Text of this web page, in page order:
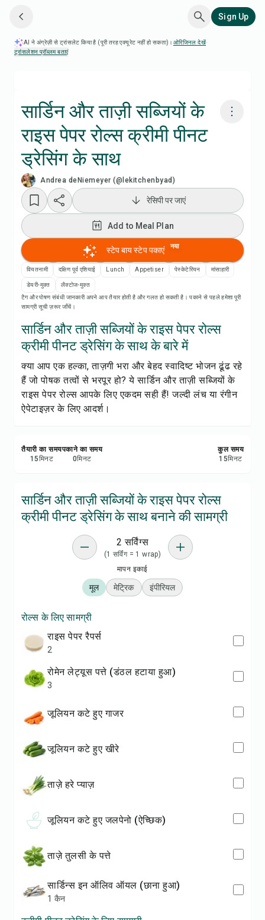
Sign Up
AI ने अंग्रेज़ी से ट्रांसलेट किया है (पूरी तरह एक्यूरेट नहीं हो सकता)। ओरिजिनल देखें·
ट्रांसलेशन प्रॉब्लम बताएं
सार्डिन और ताज़ी सब्जियों के
राइस पेपर रोल्स क्रीमी पीनट
ड्रेसिंग के साथ
Andrea deNiemeyer (@lekitchenbyad)
Chefadora AI से पकाएं
Add to Meal Plan
Add to Shopping List
रेसिपी नोट्स
रेसिपी प्रिंट करें
सेव करें
शेयर करें
रिपोर्ट करें
रेसिपी पर जाएं
Add to Meal Plan
स्टेप बाय स्टेप पकाएं नया
वियतनामी दक्षिण पूर्व एशियाई Lunch Appetiser पेस्केटेरियन मांसाहारी
डेयरी-मुक्त
लैक्टोज-मुक्त
टैग और पोषण संबंधी जानकारी अपने आप तैयार होती है और गलत हो सकती है। पकाने से पहले हमेशा पूरी
सामग्री सूची ज़रूर जाँचें।
सार्डिन और ताज़ी सब्जियों के राइस पेपर रोल्स
क्रीमी पीनट ड्रेसिंग के साथ के बारे में
क्या आप एक हल्का, ताज़गी भरा और बेहद स्वादिष्ट भोजन ढूंढ रहे
हैं जो पोषक तत्वों से भरपूर हो? ये सार्डिन और ताज़ी सब्जियों के
राइस पेपर रोल्स आपके लिए एकदम सही हैं! जल्दी लंच या रंगीन
ऐपेटाइज़र के लिए आदर्श।
तैयारी का समय
15मिनट
पकाने का समय
0मिनट
कुल समय
15मिनट
सार्डिन और ताज़ी सब्जियों के राइस पेपर रोल्स
क्रीमी पीनट ड्रेसिंग के साथ बनाने की सामग्री
2 सर्विंग्स
(1 सर्विंग = 1 wrap)
मापन इकाई
मूल मेट्रिक इंपीरियल
रोल्स के लिए सामग्री
राइस पेपर रैपर्स
2
रोमेन लेट्यूस पत्ते (डंठल हटाया हुआ)
3
जूलियन कटे हुए गाजर
जूलियन कटे हुए खीरे
ताज़े हरे प्याज़
जूलियन कटे हुए जलपेनो (ऐच्छिक)
ताज़े तुलसी के पत्ते
सार्डिन्स इन ऑलिव ऑयल (छाना हुआ)
1 कैन